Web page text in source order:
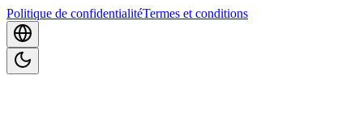
Politique de confidentialitéTermes et conditions